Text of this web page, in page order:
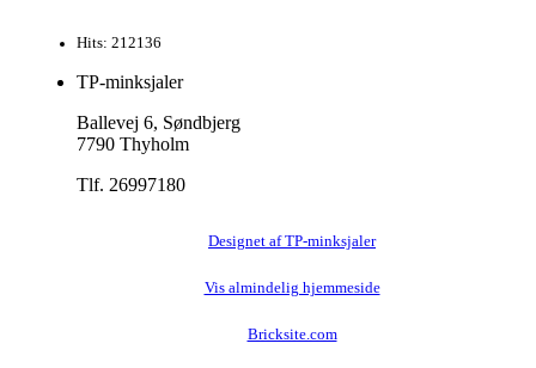
Hits: 212136
TP-minksjaler
Ballevej 6, Søndbjerg
7790 Thyholm
Tlf. 26997180
Designet af TP-minksjaler
Vis almindelig hjemmeside
Bricksite.com